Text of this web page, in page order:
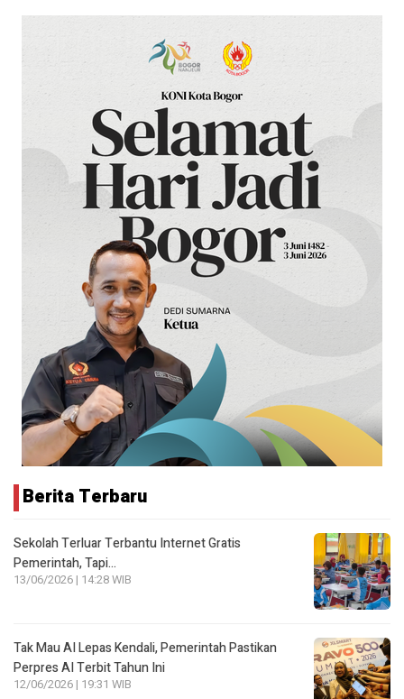
Berita Terbaru
Sekolah Terluar Terbantu Internet Gratis
Pemerintah, Tapi…
13/06/2026 | 14:28 WIB
Tak Mau AI Lepas Kendali, Pemerintah Pastikan
Perpres AI Terbit Tahun Ini
12/06/2026 | 19:31 WIB